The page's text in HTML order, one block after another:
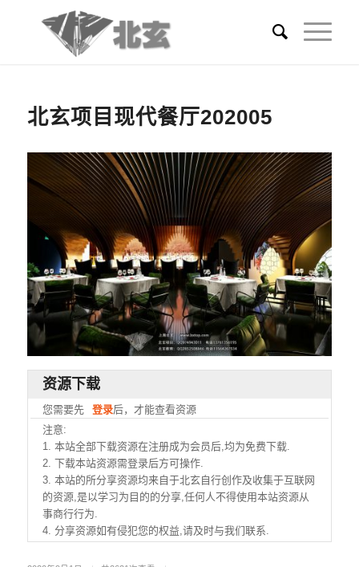
北玄项目现代餐厅202005
资源下载
您需要先 登录后，才能查看资源
注意:
1. 本站全部下载资源在注册成为会员后,均为免费下载.
2. 下载本站资源需登录后方可操作.
3. 本站的所分享资源均来自于北玄自行创作及收集于互联网
的资源,是以学习为目的的分享,任何人不得使用本站资源从
事商行行为.
4. 分享资源如有侵犯您的权益,请及时与我们联系.